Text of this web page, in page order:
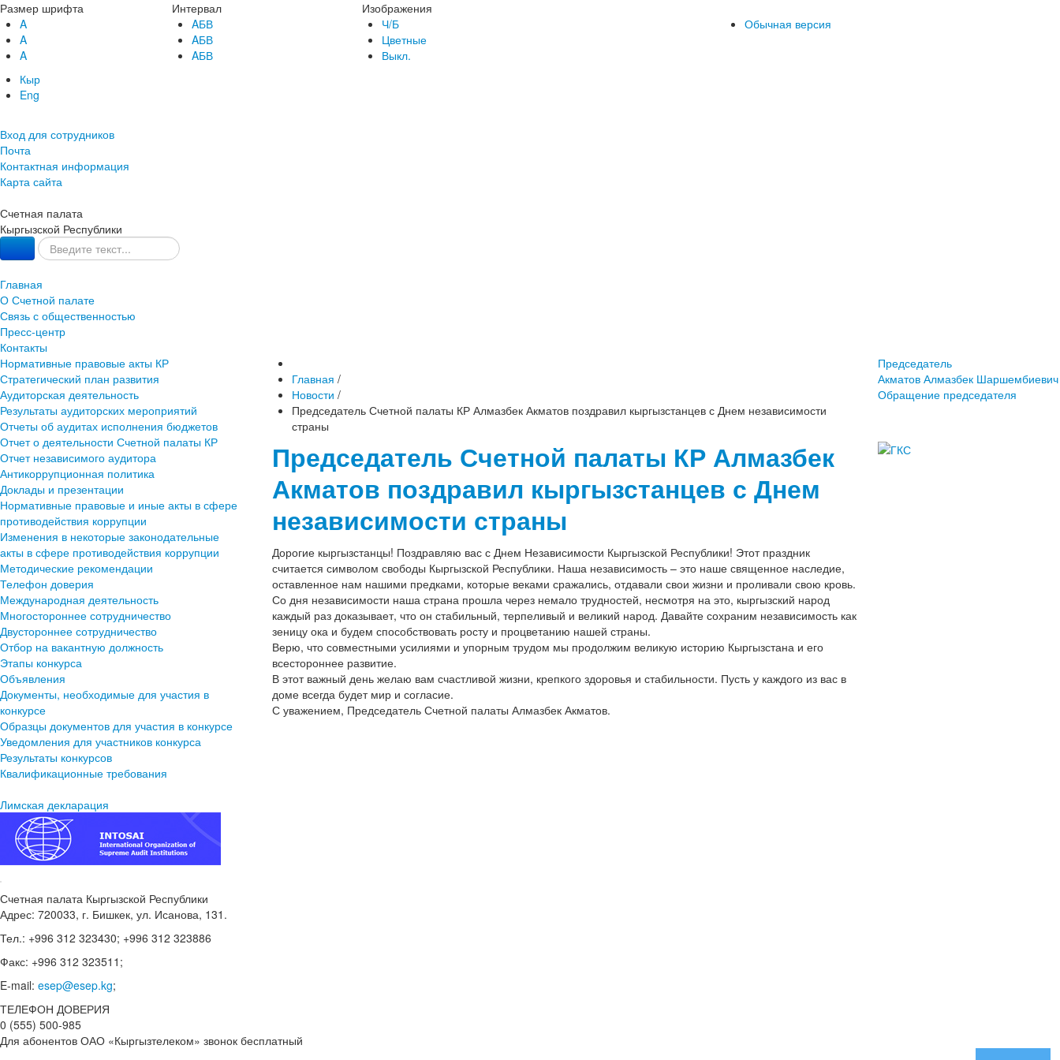
Размер шрифта
A
A
A
Интервал
AБВ
AБВ
AБВ
Изображения
Ч/Б
Цветные
Выкл.
Обычная версия
Кыр
Eng
Вход для сотрудников
Почта
Контактная информация
Карта сайта
Счетная палата
Кыргызской Республики
Главная
О Счетной палате
Связь с общественностью
Пресс-центр
Контакты
Нормативные правовые акты КР
Стратегический план развития
Аудиторская деятельность
Результаты аудиторских мероприятий
Отчеты об аудитах исполнения бюджетов
Отчет о деятельности Счетной палаты КР
Отчет независимого аудитора
Антикоррупционная политика
Доклады и презентации
Нормативные правовые и иные акты в сфере
противодействия коррупции
Изменения в некоторые законодательные
акты в сфере противодействия коррупции
Методические рекомендации
Телефон доверия
Международная деятельность
Многостороннее сотрудничество
Двустороннее сотрудничество
Отбор на вакантную должность
Этапы конкурса
Объявления
Документы, необходимые для участия в
конкурсе
Образцы документов для участия в конкурсе
Уведомления для участников конкурса
Результаты конкурсов
Квалификационные требования
Лимская декларация
Главная /
Новости /
Председатель Счетной палаты КР Алмазбек Акматов поздравил кыргызстанцев с Днем независимости
страны
Председатель Счетной палаты КР Алмазбек
Акматов поздравил кыргызстанцев с Днем
независимости страны
Дорогие кыргызстанцы! Поздравляю вас с Днем Независимости Кыргызской Республики! Этот праздник
считается символом свободы Кыргызской Республики. Наша независимость – это наше священное наследие,
оставленное нам нашими предками, которые веками сражались, отдавали свои жизни и проливали свою кровь.
Со дня независимости наша страна прошла через немало трудностей, несмотря на это, кыргызский народ
каждый раз доказывает, что он стабильный, терпеливый и великий народ. Давайте сохраним независимость как
зеницу ока и будем способствовать росту и процветанию нашей страны.
Верю, что совместными усилиями и упорным трудом мы продолжим великую историю Кыргызстана и его
всестороннее развитие.
В этот важный день желаю вам счастливой жизни, крепкого здоровья и стабильности. Пусть у каждого из вас в
доме всегда будет мир и согласие.
С уважением, Председатель Счетной палаты Алмазбек Акматов.
Председатель
Акматов Алмазбек Шаршембиевич
Обращение председателя
Счетная палата Кыргызской Республики
Адрес: 720033, г. Бишкек, ул. Исанова, 131.
Тел.: +996 312 323430; +996 312 323886
Факс: +996 312 323511;
E-mail: esep@esep.kg;
ТЕЛЕФОН ДОВЕРИЯ
0 (555) 500-985
Для абонентов ОАО «Кыргызтелеком» звонок бесплатный